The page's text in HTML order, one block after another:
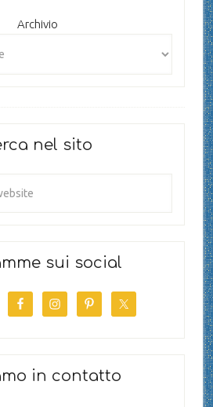
Archivio
nel sito
sui social
in contatto